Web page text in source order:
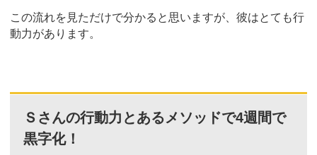
この流れを見ただけで分かると思いますが、彼はとても行
動力があります。
Ｓさんの行動力とあるメソッドで4週間で
黒字化！